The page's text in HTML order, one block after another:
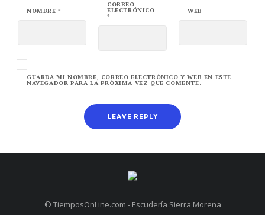
NOMBRE*
CORREO
ELECTRÓNICO
*
WEB
GUARDA MI NOMBRE, CORREO ELECTRÓNICO Y WEB EN ESTE
NAVEGADOR PARA LA PRÓXIMA VEZ QUE COMENTE.
© TiemposOnLine.com - Escudería Sierra Morena